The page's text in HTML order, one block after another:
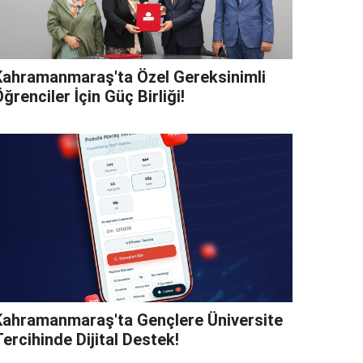
Özel Gereksinimli
İçin Güç Birliği!
Gençlere Üniversite
Dijital Destek!